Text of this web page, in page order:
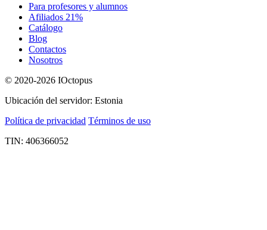
Para profesores y alumnos
Afiliados 21%
Catálogo
Blog
Contactos
Nosotros
© 2020-2026 IOctopus
Ubicación del servidor: Estonia
Política de privacidad Términos de uso
TIN: 406366052